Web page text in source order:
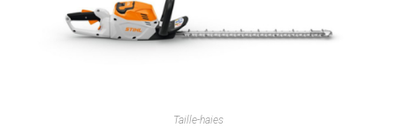
Taille-haies